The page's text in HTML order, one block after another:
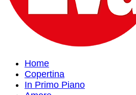
Home
Copertina
In Primo Piano